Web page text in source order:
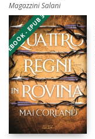
Magazzini Salani
EBOOK - EPUB 3